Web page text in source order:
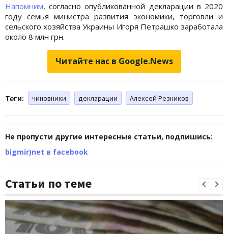
Напомним, согласно опубликованной декларации в 2020
году семья министра развития экономики, торговли и
сельского хозяйства Украины Игоря Петрашко заработала
около 8 млн грн.
Читайте нас в Google.News
Теги: чиновники декларации Алексей Резников
Не пропусти другие интересные статьи, подпишись:
bigmir)net в facebook
Статьи по теме